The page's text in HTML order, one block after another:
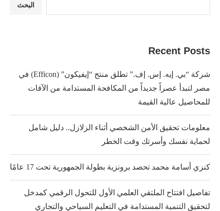
البحث
Recent Posts
شركة “بي. إيه. إس. إف.” تطلق منتج “إيفيكون” (Efficon) في
مصر لتبدأ عصراً جديداً من المكافحة المستدامة من الآفات
للمحاصيل عالية القيمة
معلومات تحقيق الأمن الشخصي أثناء الزلازل.. دليل شامل
لحماية نفسك وأسرتك وقت الخطر
كنزي أسامة محمد تحصد برونزية بطولة الجمهورية تحت 17 عامًا
تفاصيل افتتاح الملتقي العلمي الأول للتحول الرقمي كمدخل
لتحقيق التنمية المستدامة في التعليم السياحي والتجاري